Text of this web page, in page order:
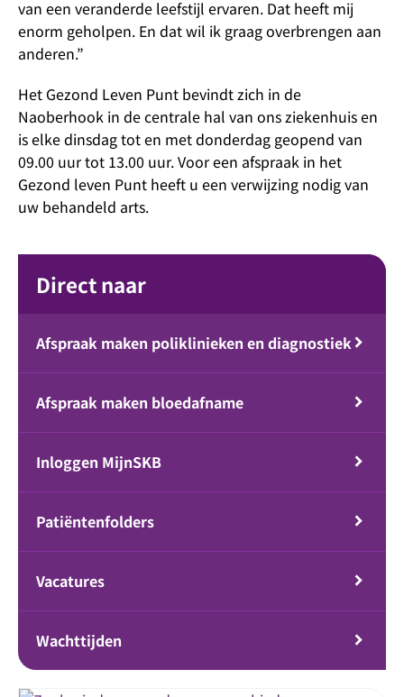
van een veranderde leefstijl ervaren. Dat heeft mij
enorm geholpen. En dat wil ik graag overbrengen aan
anderen.”
Het Gezond Leven Punt bevindt zich in de
Naoberhook in de centrale hal van ons ziekenhuis en
is elke dinsdag tot en met donderdag geopend van
09.00 uur tot 13.00 uur. Voor een afspraak in het
Gezond leven Punt heeft u een verwijzing nodig van
uw behandeld arts.
Direct naar
Afspraak maken poliklinieken en diagnostiek
Afspraak maken bloedafname
Inloggen MijnSKB
Patiëntenfolders
Vacatures
Wachttijden